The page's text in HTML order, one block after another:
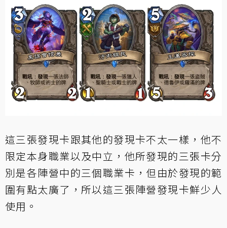
這三張發現卡跟其他的發現卡不太一樣，他不
限定本身職業以及中立，他所發現的三張卡分
別是各陣營中的三個職業卡，但由於發現的範
圍有點太廣了，所以這三張陣營發現卡鮮少人
使用。